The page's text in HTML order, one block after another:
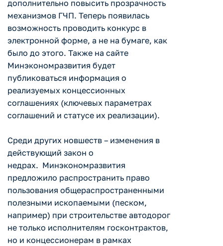
дополнительно повысить прозрачность
механизмов ГЧП. Теперь появилась
возможность проводить конкурс в
электронной форме, а не на бумаге, как
было до этого. Также на сайте
Минэкономразвития будет
публиковаться информация о
реализуемых концессионных
соглашениях (ключевых параметрах
соглашений и статусе их реализации).
Среди других новшеств – изменения в
действующий закон о
недрах. Минэкономразвития
предложило распространить право
пользования общераспространенными
полезными ископаемыми (песком,
например) при строительстве автодорог
не только исполнителям госконтрактов,
но и концессионерам в рамках